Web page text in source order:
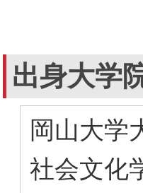
出身大学
岡山大
社会文